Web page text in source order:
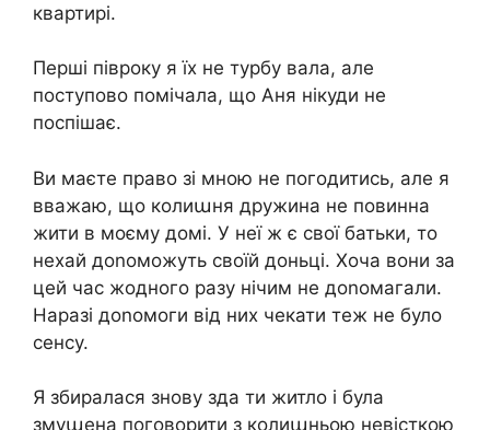
квартирі.
Перші півроку я їх не турбу вала, але
поступово помічала, що Аня нікуди не
поспішає.
Ви маєте право зі мною не погодитись, але я
вважаю, що колиաня дружина не повинна
жити в моєму домі. У неї ж є свої батьки, то
нехай доnоможуть своїй доньці. Хоча вони за
цей час жодного разу нічим не доnомагали.
Наразі доnомоги від них чекати теж не було
сенсу.
Я збиралася знову зда ти житло і була
змуաена поговорити з колиաньою невісткою